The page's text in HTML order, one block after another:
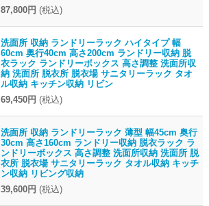
87,800円 (税込)
洗面所 収納 ランドリーラック ハイタイプ 幅
60cm 奥行40cm 高さ200cm ランドリー収納 脱
衣ラック ランドリーボックス 高さ調整 洗面所収
納 洗面所 脱衣所 脱衣場 サニタリーラック タオ
ル収納 キッチン収納 リビン
69,450円 (税込)
洗面所 収納 ランドリーラック 薄型 幅45cm 奥行
30cm 高さ160cm ランドリー収納 脱衣ラック ラ
ンドリーボックス 高さ調整 洗面所収納 洗面所 脱
衣所 脱衣場 サニタリーラック タオル収納 キッチ
ン収納 リビング収納
39,600円 (税込)